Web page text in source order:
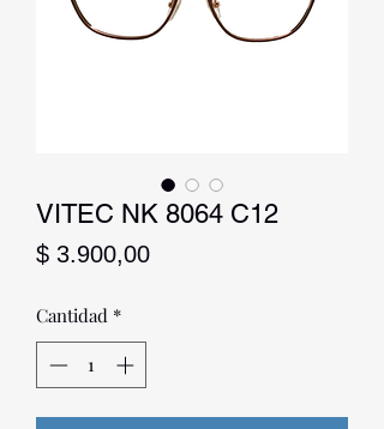
VITEC NK 8064 C12
$ 3.900,00Precio
Cantidad *